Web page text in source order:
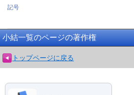
記号
小結一覧のページの著作権
トップページに戻る